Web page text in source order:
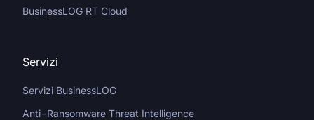
BusinessLOG RT Cloud
Servizi
Servizi BusinessLOG
Anti-Ransomware Threat Intelligence